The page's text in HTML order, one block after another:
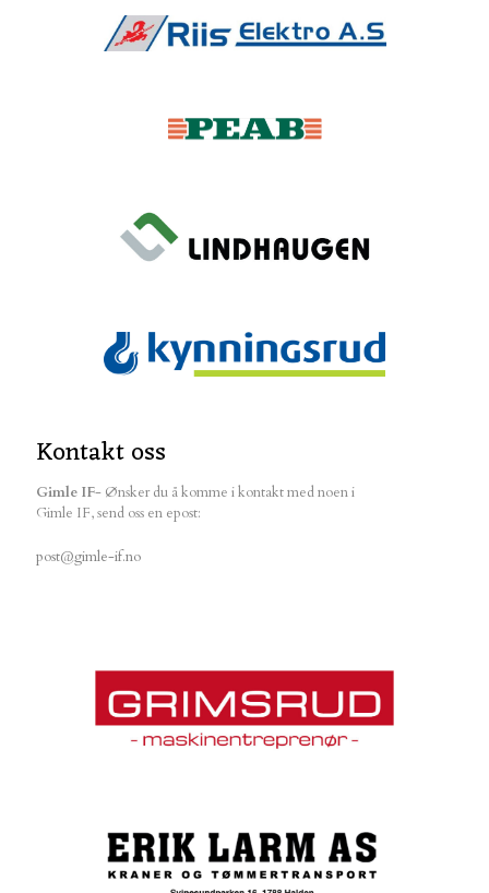
Kontakt oss
Gimle IF- Ønsker du å komme i kontakt med noen i
Gimle IF, send oss en epost:
post@gimle-if.no